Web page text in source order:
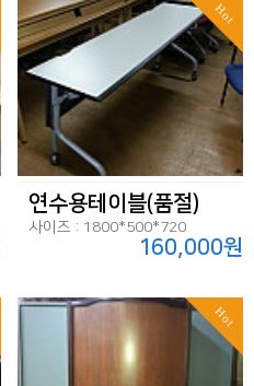
Hot
연수용테이블(품절)
사이즈 : 1800*500*720
160,000원
Hot